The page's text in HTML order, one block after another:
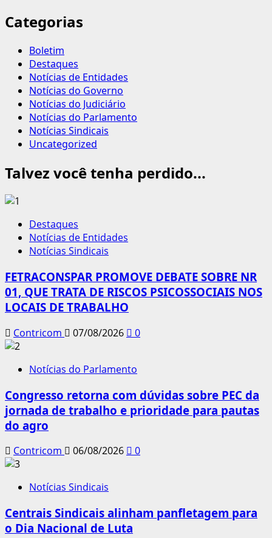
Categorias
Boletim
Destaques
Notícias de Entidades
Notícias do Governo
Notícias do Judiciário
Notícias do Parlamento
Notícias Sindicais
Uncategorized
Talvez você tenha perdido...
Destaques
Notícias de Entidades
Notícias Sindicais
FETRACONSPAR PROMOVE DEBATE SOBRE NR
01, QUE TRATA DE RISCOS PSICOSSOCIAIS NOS
LOCAIS DE TRABALHO
Contricom 07/08/2026 0
Notícias do Parlamento
Congresso retorna com dúvidas sobre PEC da
jornada de trabalho e prioridade para pautas
do agro
Contricom 06/08/2026 0
Notícias Sindicais
Centrais Sindicais alinham panfletagem para
o Dia Nacional de Luta